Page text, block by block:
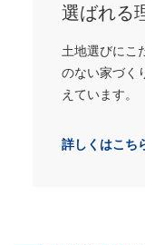
選ばれる
土地選びにこ
のない家づく
えています。
詳しくはこち